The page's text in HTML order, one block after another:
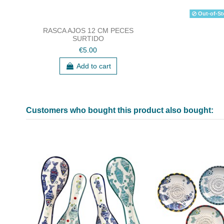
RASCA AJOS 12 CM PECES
SURTIDO
€5.00
Add to cart
Out-of-
Customers who bought this product also bought: